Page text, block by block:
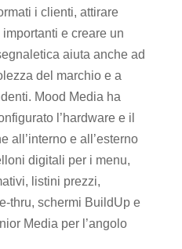
i clienti, attirare
importanti e creare un
aiuta anche ad
del marchio e a
Mood Media ha
l’hardware e il
all’interno e all’esterno
digitali per i menu,
listini prezzi,
thru, schermi BuildUp e
Media per l’angolo